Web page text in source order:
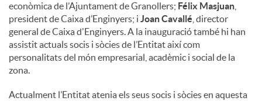
econòmica de l’Ajuntament de Granollers; Félix Masjuan
president de Caixa d’Enginyers; i Joan Cavallé , director
general de Caixa d'Enginyers. A la inauguració també hi han
assistit actuals socis i sòcies de l’Entitat així com
personalitats del món empresarial, acadèmic i social de la
zona.
Actualment l’Entitat atenia els seus socis i sòcies en aquesta